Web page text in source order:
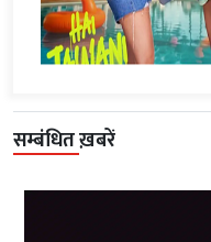
सम्बंधित ख़बरें